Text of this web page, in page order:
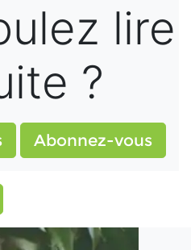
lire
?
Abonnez-vous